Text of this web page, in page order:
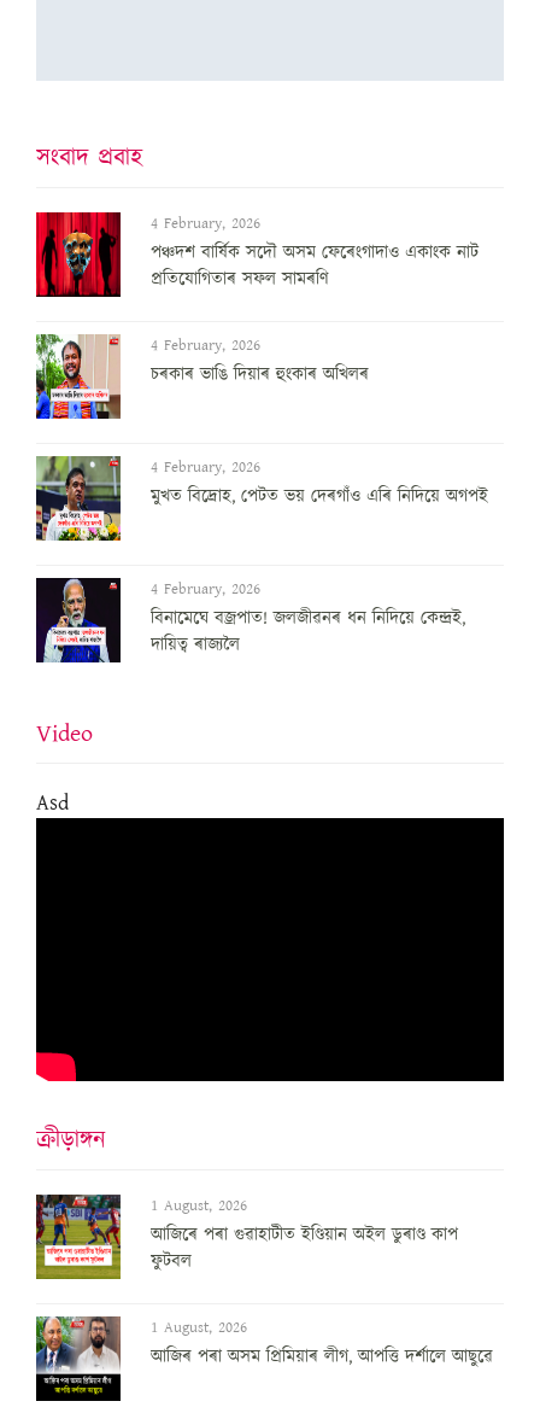
সংবাদ প্ৰবাহ
4 February, 2026
পঞ্চদশ বার্ষিক সদৌ অসম ফেৰেংগাদাও একাংক নাট
প্রতিযোগিতাৰ সফল সামৰণি
4 February, 2026
চৰকাৰ ভাঙি দিয়াৰ হুংকাৰ অখিলৰ
4 February, 2026
মুখত বিদ্ৰোহ, পেটত ভয় দেৰগাঁও এৰি নিদিয়ে অগপই
4 February, 2026
বিনামেঘে বজ্ৰপাত! জলজীৱনৰ ধন নিদিয়ে কেন্দ্ৰই,
দায়িত্ব ৰাজ্যলৈ
Video
Asd
ক্ৰীড়াঙ্গন
1 August, 2026
আজিৰে পৰা গুৱাহাটীত ইণ্ডিয়ান অইল ডুৰাণ্ড কাপ
ফুটবল
1 August, 2026
আজিৰ পৰা অসম প্ৰিমিয়াৰ লীগ, আপত্তি দৰ্শালে আছুৱে